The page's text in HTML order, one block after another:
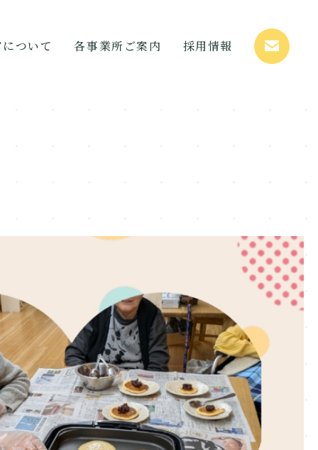
ついて 各事業所ご案内 採用情報